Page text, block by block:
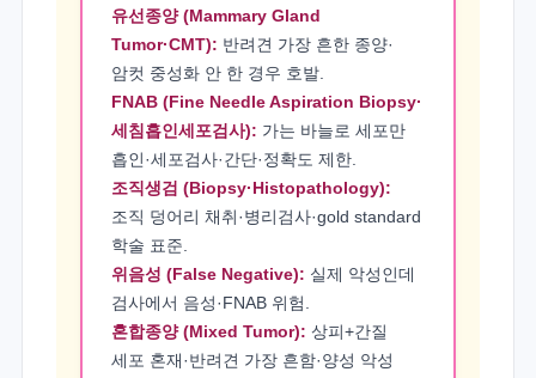
유선종양 (Mammary Gland
Tumor·CMT): 반려견 가장 흔한 종양·
암컷 중성화 안 한 경우 호발.
FNAB (Fine Needle Aspiration Biopsy·
세침흡인세포검사): 가는 바늘로 세포만
흡인·세포검사·간단·정확도 제한.
조직생검 (Biopsy·Histopathology):
조직 덩어리 채취·병리검사·gold standard
학술 표준.
위음성 (False Negative): 실제 악성인데
검사에서 음성·FNAB 위험.
혼합종양 (Mixed Tumor): 상피+간질
세포 혼재·반려견 가장 흔함·양성 악성